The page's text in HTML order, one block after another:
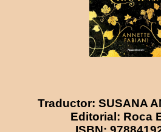
Traductor: SUSANA
Editorial: Roca